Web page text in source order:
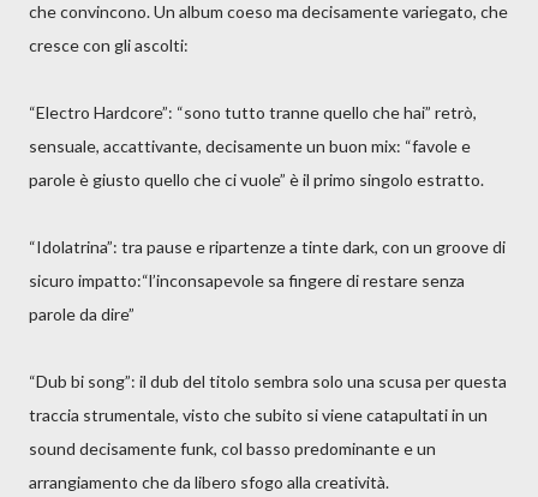
che convincono. Un album coeso ma decisamente variegato, che
cresce con gli ascolti:
“Electro Hardcore”: “sono tutto tranne quello che hai” retrò,
sensuale, accattivante, decisamente un buon mix: “favole e
parole è giusto quello che ci vuole” è il primo singolo estratto.
“Idolatrina”: tra pause e ripartenze a tinte dark, con un groove di
sicuro impatto:“l’inconsapevole sa fingere di restare senza
parole da dire”
“Dub bi song”: il dub del titolo sembra solo una scusa per questa
traccia strumentale, visto che subito si viene catapultati in un
sound decisamente funk, col basso predominante e un
arrangiamento che da libero sfogo alla creatività.